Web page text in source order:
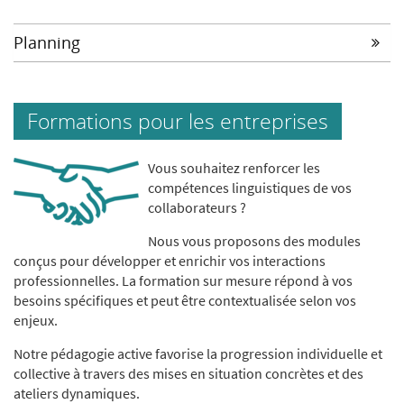
Planning
Formations pour les entreprises
Vous souhaitez renforcer les
compétences linguistiques de vos
collaborateurs ?
Nous vous proposons des modules
conçus pour développer et enrichir vos interactions
professionnelles. La formation sur mesure répond à vos
besoins spécifiques et peut être contextualisée selon vos
enjeux.
Notre pédagogie active favorise la progression individuelle et
collective à travers des mises en situation concrètes et des
ateliers dynamiques.